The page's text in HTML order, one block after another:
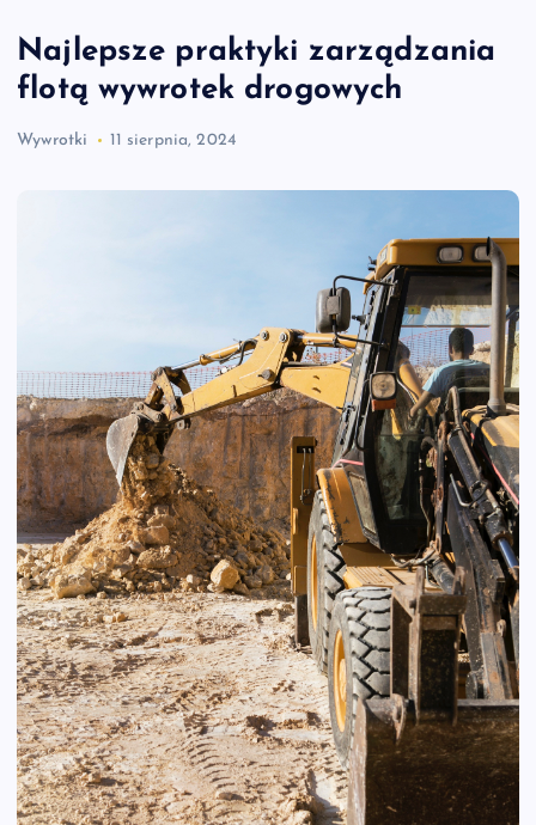
Najlepsze praktyki zarządzania
flotą wywrotek drogowych
Wywrotki 11 sierpnia, 2024